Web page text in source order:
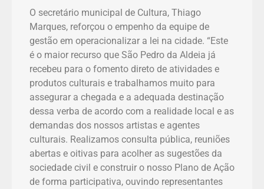
O secretário municipal de Cultura, Thiago
Marques, reforçou o empenho da equipe de
gestão em operacionalizar a lei na cidade. “Este
é o maior recurso que São Pedro da Aldeia já
recebeu para o fomento direto de atividades e
produtos culturais e trabalhamos muito para
assegurar a chegada e a adequada destinação
dessa verba de acordo com a realidade local e as
demandas dos nossos artistas e agentes
culturais. Realizamos consulta pública, reuniões
abertas e oitivas para acolher as sugestões da
sociedade civil e construir o nosso Plano de Ação
de forma participativa, ouvindo representantes